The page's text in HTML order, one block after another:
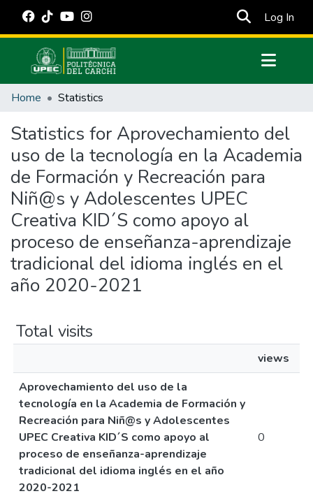
Log In
Communities & Collections
Estadísticas Externas
Manuales
Home Statistics
Statistics for Aprovechamiento del
uso de la tecnología en la Academia
de Formación y Recreación para
Niñ@s y Adolescentes UPEC
Creativa KID´S como apoyo al
proceso de enseñanza-aprendizaje
tradicional del idioma inglés en el
año 2020-2021
Total visits
views
Aprovechamiento del uso de la
tecnología en la Academia de Formación y
Recreación para Niñ@s y Adolescentes
UPEC Creativa KID´S como apoyo al
proceso de enseñanza-aprendizaje
tradicional del idioma inglés en el año
2020-2021
0